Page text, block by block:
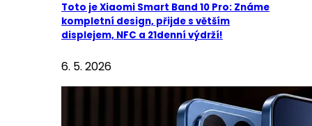
Toto je Xiaomi Smart Band 10 Pro: Známe
kompletní design, přijde s větším
displejem, NFC a 21denní výdrží!
6. 5. 2026